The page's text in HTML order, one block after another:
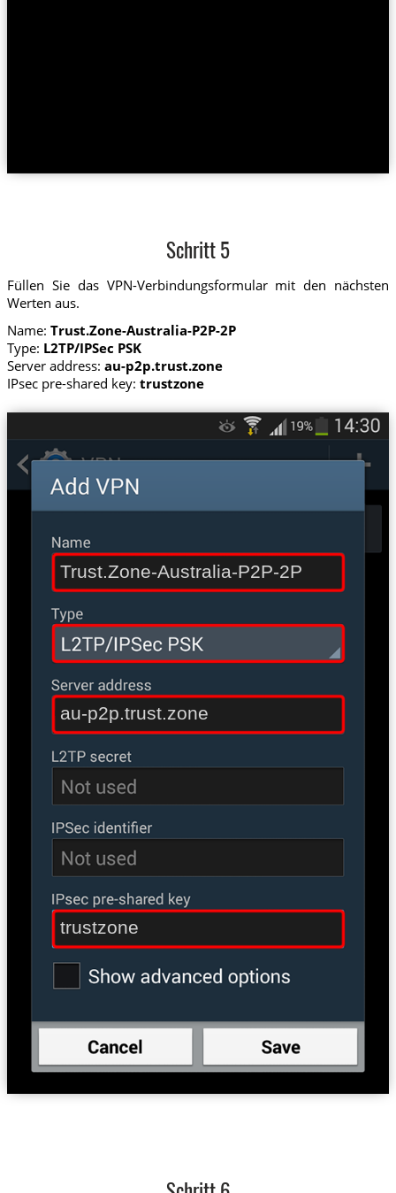
Schritt 5
Füllen Sie das VPN-Verbindungsformular mit den nächsten
Werten aus.
Name: Trust.Zone-Australia-P2P-2P
Type: L2TP/IPSec PSK
Server address: au-p2p.trust.zone
IPsec pre-shared key: trustzone
Trust.Zone-Australia-P2P-2P
au-p2p.trust.zone
trustzone